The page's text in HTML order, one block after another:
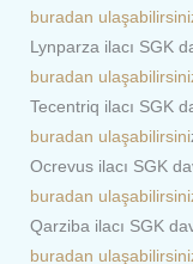
buradan
Lynparza ilacı SGK
buradan
Tecentriq ilacı SGK
buradan ulaşabilirsini
Ocrevus ilacı SGK
buradan
Qarziba ilacı SGK
buradan